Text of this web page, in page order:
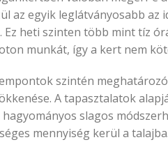
az egyik leglátványosabb az
heti szinten több mint tíz
munkát, így a kert nem
szintén
A tapasztalatok
slagos
mennyiség kerül a talajba.